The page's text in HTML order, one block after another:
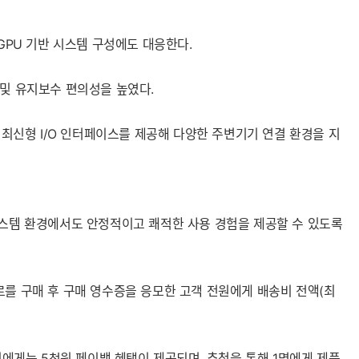
기반 시스템 구성에도 대응한다.
유지보수 편의성을 높였다.
신형 I/O 인터페이스를 제공해 다양한 주변기기 연결 환경을 지
환경에서도 안정적이고 쾌적한 사용 경험을 제공할 수 있도록
구매 후 구매 영수증을 응모한 고객 전원에게 배송비 전액(최